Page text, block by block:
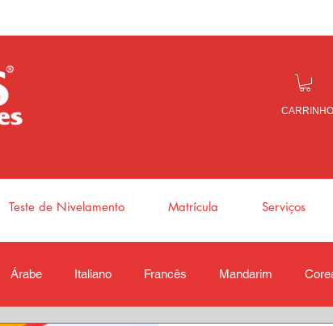
CARRINHO
Teste de Nivelamento Matrícula Serviços
Árabe Italiano Francês Mandarim